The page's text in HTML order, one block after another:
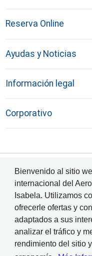
Reserva Online
Ayudas y Noticias
Información legal
Corporativo
© Aeropuerto
Bienvenido al sitio
internacional del
Isabela. Utilizamos
ofrecerle ofertas y
adaptados a sus
analizar el tráfico y
rendimiento del sitio